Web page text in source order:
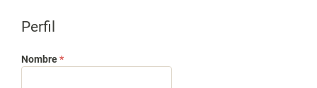
Perfil
Nombre*Obligatorio